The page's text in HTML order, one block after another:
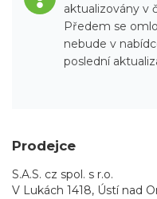
aktualizovány v
Předem se
nebude v
poslední
Prodejce
S.A.S. cz spol. s r.o.
V Lukách 1418, Ústí nad